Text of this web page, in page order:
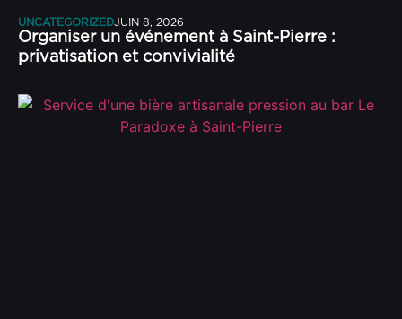
UNCATEGORIZEDJUIN 8, 2026
Organiser un événement à Saint-Pierre :
privatisation et convivialité